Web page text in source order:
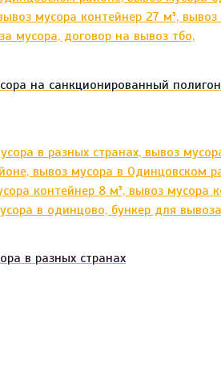
на санкционированный полигон
в разных странах